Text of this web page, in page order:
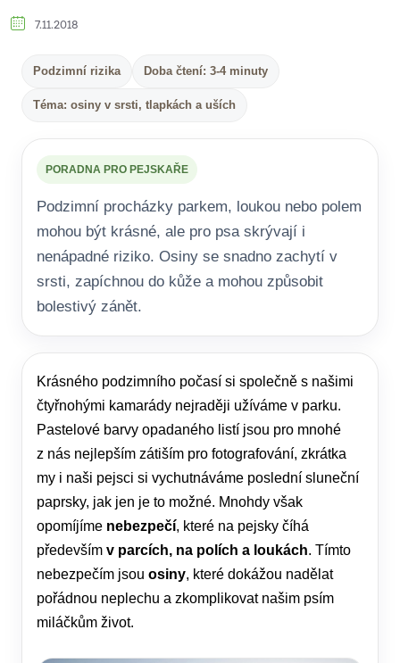
7.11.2018
Podzimní rizika Doba čtení: 3-4 minuty
Téma: osiny v srsti, tlapkách a uších
PORADNA PRO PEJSKAŘE
Podzimní procházky parkem, loukou nebo polem
mohou být krásné, ale pro psa skrývají i
nenápadné riziko. Osiny se snadno zachytí v
srsti, zapíchnou do kůže a mohou způsobit
bolestivý zánět.
Krásného podzimního počasí si společně s našimi
čtyřnohými kamarády nejraději užíváme v parku.
Pastelové barvy opadaného listí jsou pro mnohé
z nás nejlepším zátiším pro fotografování, zkrátka
my i naši pejsci si vychutnáváme poslední sluneční
paprsky, jak jen je to možné. Mnohdy však
opomíjíme nebezpečí, které na pejsky číhá
především v parcích, na polích a loukách. Tímto
nebezpečím jsou osiny, které dokážou nadělat
pořádnou neplechu a zkomplikovat našim psím
miláčkům život.